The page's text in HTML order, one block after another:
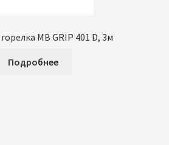
MB GRIP 401 D, 3м
Подробнее